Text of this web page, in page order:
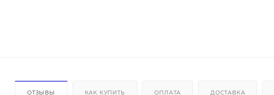
ОТЗЫВЫ КАК КУПИТЬ ОПЛАТА ДОСТАВКА